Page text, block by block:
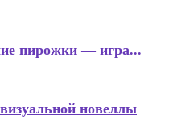
пирожки — игра...
новеллы